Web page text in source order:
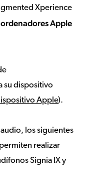
Xperience
Apple
su dispositivo
Apple).
los siguientes
realizar
Signia IX y